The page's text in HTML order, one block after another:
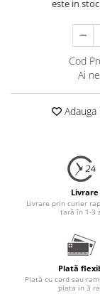
este in
Cod
Ai
Adauga
Livrare
Livrare prin curier
țară în 1-3
Plată
Plată cu card sau
plata in 3